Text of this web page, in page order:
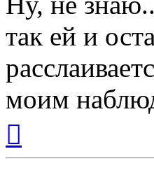
так ей и
моим
началу